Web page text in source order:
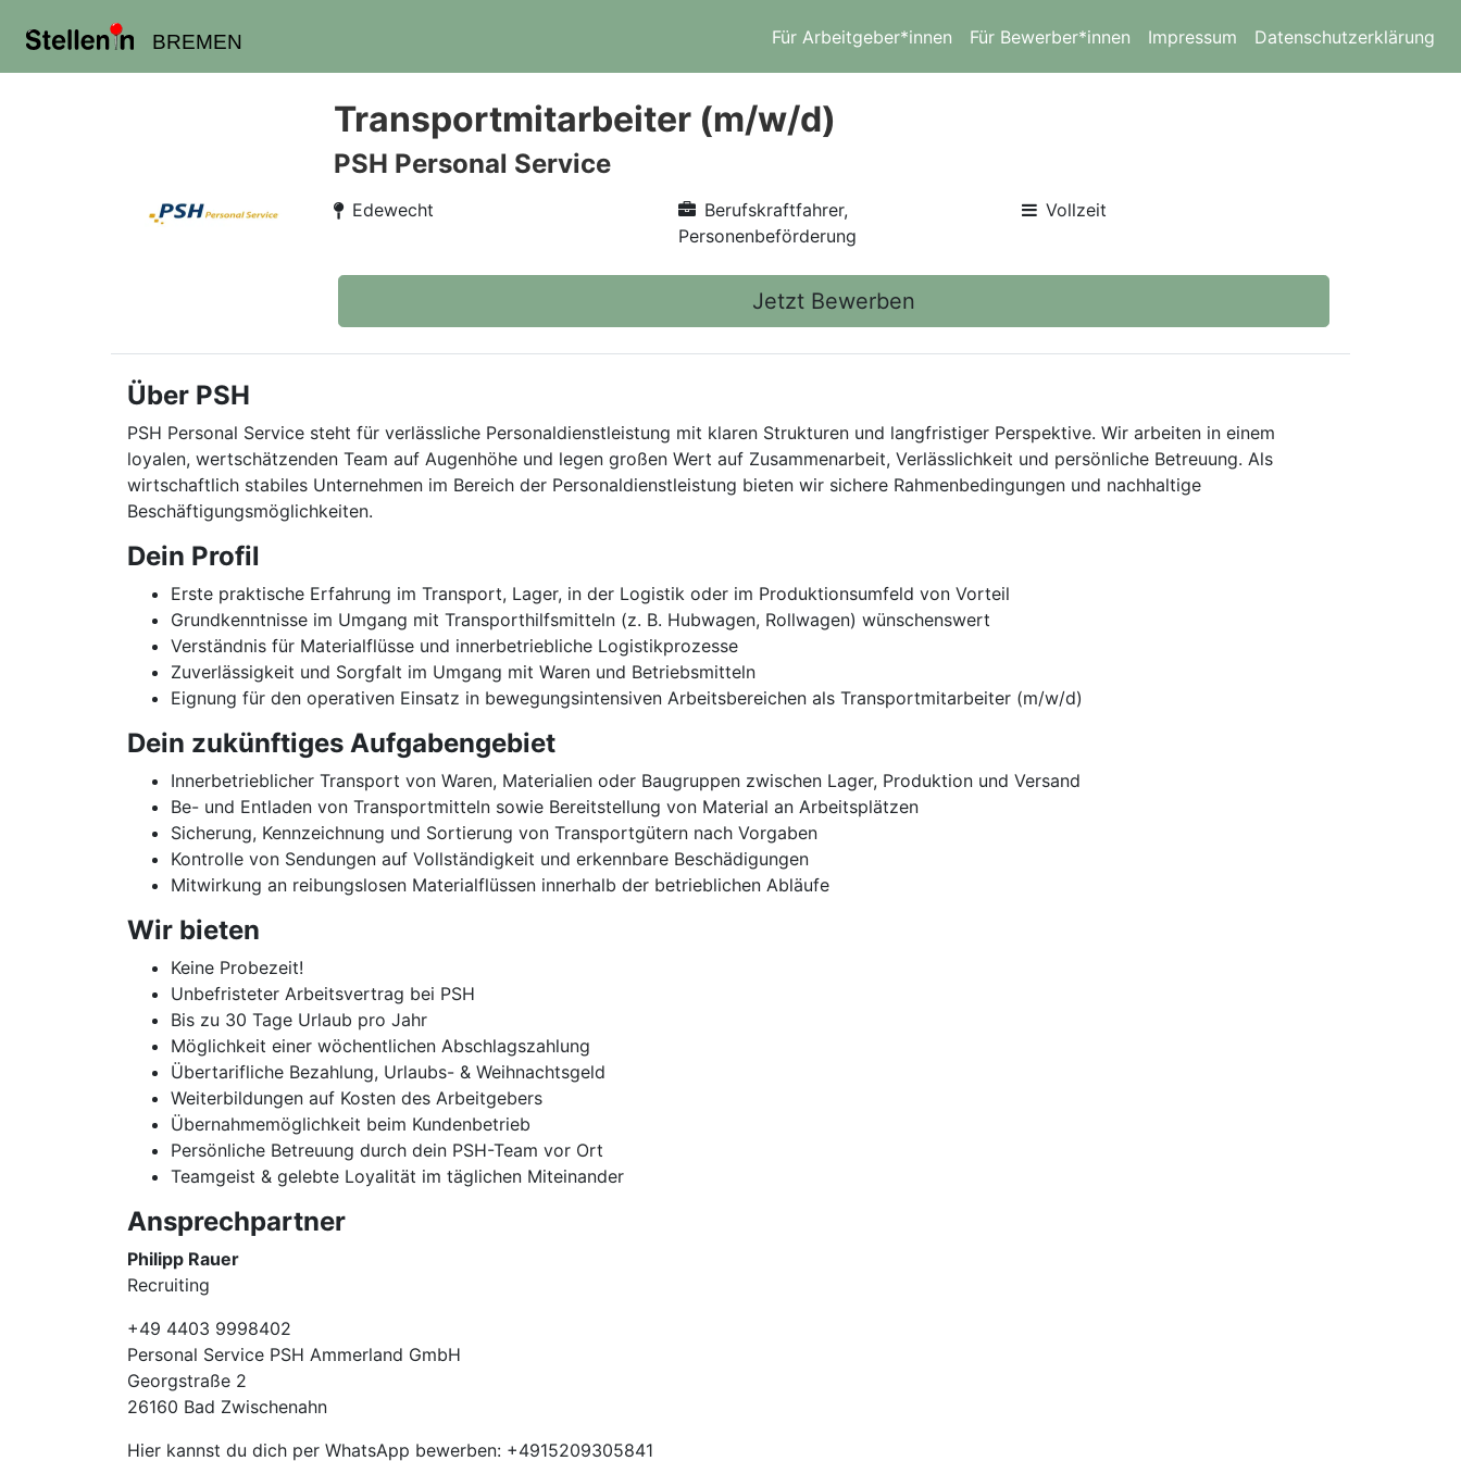
BREMEN Für Arbeitgeber*innen Für Bewerber*innen Impressum Datenschutzerklärung
Transportmitarbeiter (m/w/d)
PSH Personal Service
Edewecht
Berufskraftfahrer,
Personenbeförderung
Vollzeit
Jetzt Bewerben
Über PSH
PSH Personal Service steht für verlässliche Personaldienstleistung mit klaren Strukturen und langfristiger Perspektive. Wir arbeiten in einem
loyalen, wertschätzenden Team auf Augenhöhe und legen großen Wert auf Zusammenarbeit, Verlässlichkeit und persönliche Betreuung. Als
wirtschaftlich stabiles Unternehmen im Bereich der Personaldienstleistung bieten wir sichere Rahmenbedingungen und nachhaltige
Beschäftigungsmöglichkeiten.
Dein Profil
Erste praktische Erfahrung im Transport, Lager, in der Logistik oder im Produktionsumfeld von Vorteil
Grundkenntnisse im Umgang mit Transporthilfsmitteln (z. B. Hubwagen, Rollwagen) wünschenswert
Verständnis für Materialflüsse und innerbetriebliche Logistikprozesse
Zuverlässigkeit und Sorgfalt im Umgang mit Waren und Betriebsmitteln
Eignung für den operativen Einsatz in bewegungsintensiven Arbeitsbereichen als Transportmitarbeiter (m/w/d)
Dein zukünftiges Aufgabengebiet
Innerbetrieblicher Transport von Waren, Materialien oder Baugruppen zwischen Lager, Produktion und Versand
Be- und Entladen von Transportmitteln sowie Bereitstellung von Material an Arbeitsplätzen
Sicherung, Kennzeichnung und Sortierung von Transportgütern nach Vorgaben
Kontrolle von Sendungen auf Vollständigkeit und erkennbare Beschädigungen
Mitwirkung an reibungslosen Materialflüssen innerhalb der betrieblichen Abläufe
Wir bieten
Keine Probezeit!
Unbefristeter Arbeitsvertrag bei PSH
Bis zu 30 Tage Urlaub pro Jahr
Möglichkeit einer wöchentlichen Abschlagszahlung
Übertarifliche Bezahlung, Urlaubs- & Weihnachtsgeld
Weiterbildungen auf Kosten des Arbeitgebers
Übernahmemöglichkeit beim Kundenbetrieb
Persönliche Betreuung durch dein PSH-Team vor Ort
Teamgeist & gelebte Loyalität im täglichen Miteinander
Ansprechpartner
Philipp Rauer
Recruiting
+49 4403 9998402
Personal Service PSH Ammerland GmbH
Georgstraße 2
26160 Bad Zwischenahn
Hier kannst du dich per WhatsApp bewerben: +4915209305841